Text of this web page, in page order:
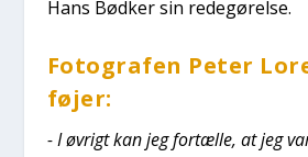
Hans Bød­ker sin rede­gø­rel­se.
Foto­gra­fen Peter
fø­jer:
- I øvrigt kan jeg for­tæl­le, at jeg